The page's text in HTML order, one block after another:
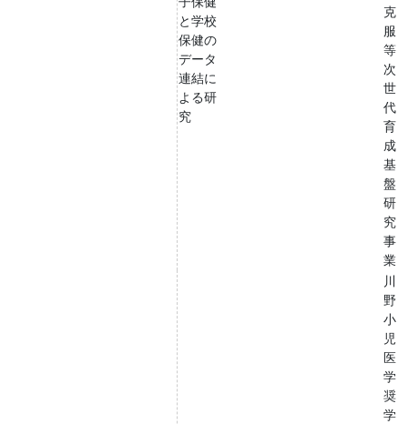
と学校
保健の
データ
連結に
よる研
究
克
服
等
次
世
代
育
成
基
盤
研
究
事
業
川
野
小
児
医
学
奨
学